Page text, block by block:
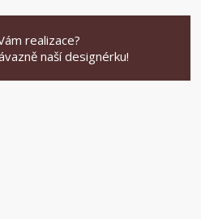
realizace?
naší designérku!